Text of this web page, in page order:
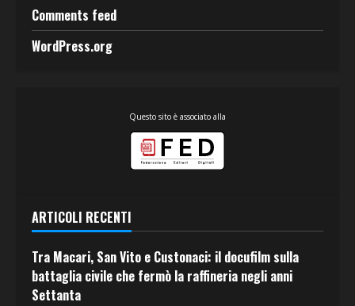
Comments feed
WordPress.org
Questo sito è associato alla
ARTICOLI RECENTI
Tra Macari, San Vito e Custonaci: il docufilm sulla
battaglia civile che fermò la raffineria negli anni
Settanta